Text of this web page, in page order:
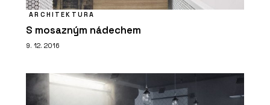
ARCHITEKTURA
S mosazným nádechem
9. 12. 2016